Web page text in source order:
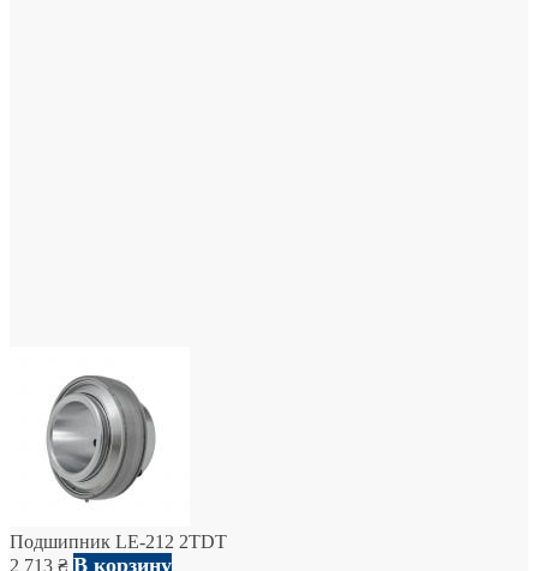
Подшипник LE-212 2TDT
2 713 ₴ В корзину